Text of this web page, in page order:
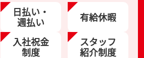
日払い・
週払い 有給休暇
入社祝金
制度
スタッフ
紹介制度